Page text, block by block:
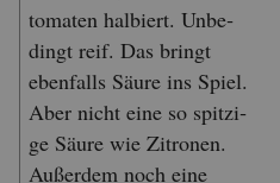
to­ma­ten hal­biert. Un­be­
dingt reif. Das bringt
eben­falls Säure ins Spiel.
Aber nicht eine so spit­zi­
ge Säure wie Zi­tro­nen.
Au­ßer­dem noch eine